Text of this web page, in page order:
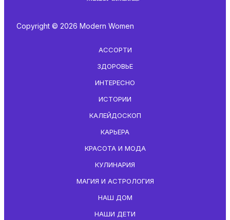
Copyright © 2026 Modern Women
АССОРТИ
ЗДОРОВЬЕ
ИНТЕРЕСНО
ИСТОРИИ
КАЛЕЙДОСКОП
КАРЬЕРА
КРАСОТА И МОДА
КУЛИНАРИЯ
МАГИЯ И АСТРОЛОГИЯ
НАШ ДОМ
НАШИ ДЕТИ